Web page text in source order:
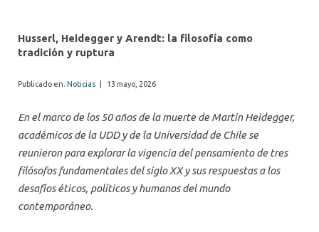
Husserl, Heidegger y Arendt: la filosofía como
tradición y ruptura
Publicado en: Noticias 13 mayo, 2026
En el marco de los 50 años de la muerte de Martin Heidegger,
académicos de la UDD y de la Universidad de Chile se
reunieron para explorar la vigencia del pensamiento de tres
filósofos fundamentales del siglo XX y sus respuestas a los
desafíos éticos, políticos y humanos del mundo
contemporáneo.